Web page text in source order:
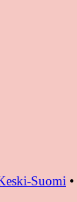
Suomi •